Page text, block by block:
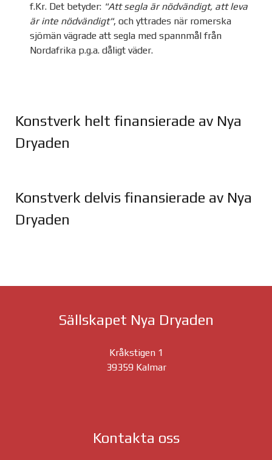
f.Kr. Det betyder: "Att segla är nödvändigt, att leva
är inte nödvändigt", och yttrades när romerska
sjömän vägrade att segla med spannmål från
Nordafrika p.g.a. dåligt väder.
Konstverk helt finansierade av Nya
Dryaden
Konstverk delvis finansierade av Nya
Dryaden
Sällskapet Nya Dryaden
Kråkstigen 1
39359 Kalmar
Kontakta oss